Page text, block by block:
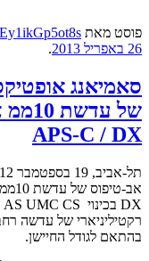
פוסט מאת
26 באפריל 2013
.
סאמיאנג
APS-C / DX
בהתאם לגודל החיישן.